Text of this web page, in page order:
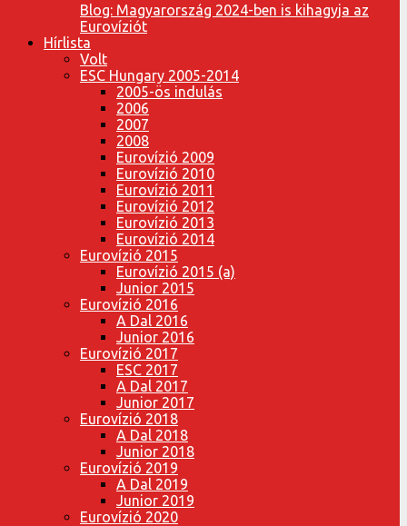
Blog: Magyarország 2024-ben is kihagyja az
Eurovíziót
Hírlista
Volt
ESC Hungary 2005-2014
2005-ös indulás
2006
2007
2008
Eurovízió 2009
Eurovízió 2010
Eurovízió 2011
Eurovízió 2012
Eurovízió 2013
Eurovízió 2014
Eurovízió 2015
Eurovízió 2015 (a)
Junior 2015
Eurovízió 2016
A Dal 2016
Junior 2016
Eurovízió 2017
ESC 2017
A Dal 2017
Junior 2017
Eurovízió 2018
A Dal 2018
Junior 2018
Eurovízió 2019
A Dal 2019
Junior 2019
Eurovízió 2020